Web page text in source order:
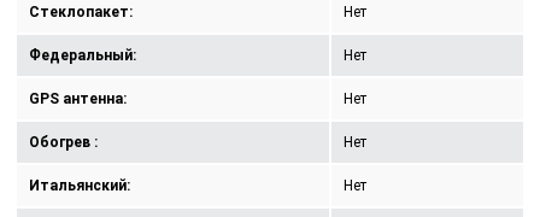
Стеклопакет: Нет
Федеральный: Нет
GPS антенна: Нет
Обогрев : Нет
Итальянский: Нет